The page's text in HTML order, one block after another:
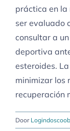
práctica en la
ser evaluado
consultar a
deportiva
esteroides.
minimizar los
recuperación
Door